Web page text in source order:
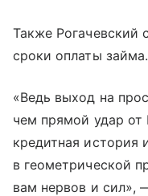
Также Рогачевский
сроки оплаты займа.
«Ведь выход на
чем прямой удар от
кредитная история
в геометрической
вам нервов и сил»,